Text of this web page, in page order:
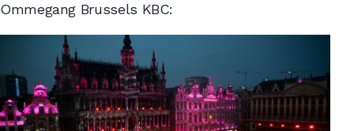
Ommegang Brussels KBC: